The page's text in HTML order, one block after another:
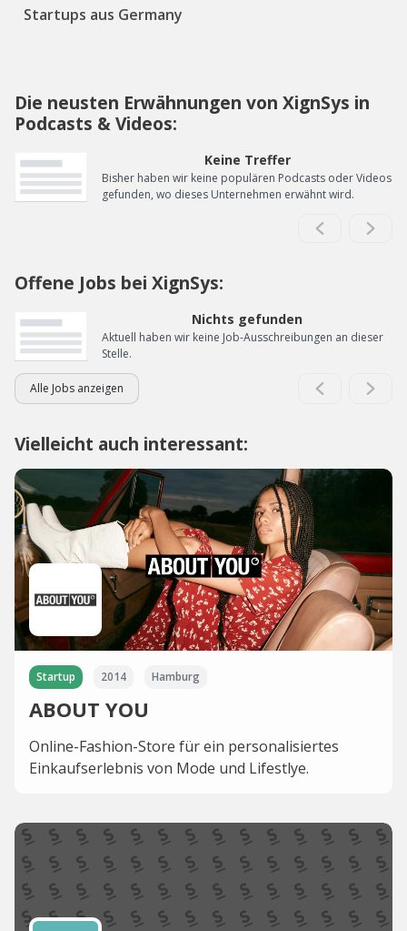
Startups aus Germany
Die neusten Erwähnungen von XignSys in
Podcasts & Videos:
Keine Treffer
Bisher haben wir keine populären Podcasts oder Videos
gefunden, wo dieses Unternehmen erwähnt wird.
Offene Jobs bei XignSys:
Nichts gefunden
Aktuell haben wir keine Job-Ausschreibungen an dieser
Stelle.
Alle Jobs anzeigen
Vielleicht auch interessant:
Startup 2014 Hamburg
ABOUT YOU
Online-Fashion-Store für ein personalisiertes
Einkaufserlebnis von Mode und Lifestlye.